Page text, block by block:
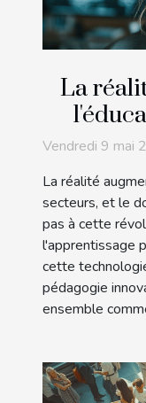
La
Vendredi 9 mai
La réalité
secteurs, et le
pas à cette
l'apprentissage
cette
pédagogie
ensemble